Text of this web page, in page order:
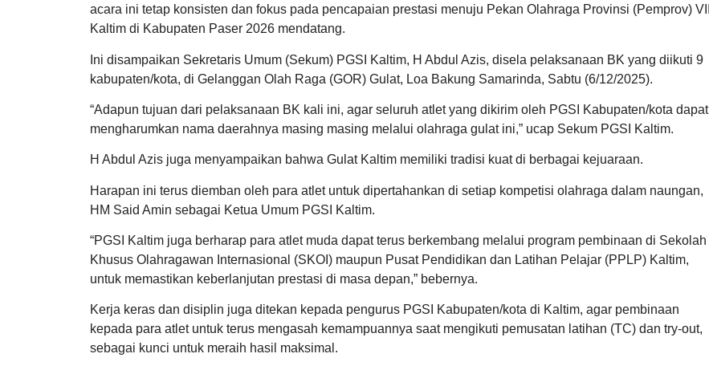
acara ini tetap konsisten dan fokus pada pencapaian prestasi menuju Pekan Olahraga Provinsi (Pemprov) VIII
Kaltim di Kabupaten Paser 2026 mendatang.
Ini disampaikan Sekretaris Umum (Sekum) PGSI Kaltim, H Abdul Azis, disela pelaksanaan BK yang diikuti 9
kabupaten/kota, di Gelanggan Olah Raga (GOR) Gulat, Loa Bakung Samarinda, Sabtu (6/12/2025).
“Adapun tujuan dari pelaksanaan BK kali ini, agar seluruh atlet yang dikirim oleh PGSI Kabupaten/kota dapat
mengharumkan nama daerahnya masing masing melalui olahraga gulat ini,” ucap Sekum PGSI Kaltim.
H Abdul Azis juga menyampaikan bahwa Gulat Kaltim memiliki tradisi kuat di berbagai kejuaraan.
Harapan ini terus diemban oleh para atlet untuk dipertahankan di setiap kompetisi olahraga dalam naungan,
HM Said Amin sebagai Ketua Umum PGSI Kaltim.
“PGSI Kaltim juga berharap para atlet muda dapat terus berkembang melalui program pembinaan di Sekolah
Khusus Olahragawan Internasional (SKOI) maupun Pusat Pendidikan dan Latihan Pelajar (PPLP) Kaltim,
untuk memastikan keberlanjutan prestasi di masa depan,” bebernya.
Kerja keras dan disiplin juga ditekan kepada pengurus PGSI Kabupaten/kota di Kaltim, agar pembinaan
kepada para atlet untuk terus mengasah kemampuannya saat mengikuti pemusatan latihan (TC) dan try-out,
sebagai kunci untuk meraih hasil maksimal.